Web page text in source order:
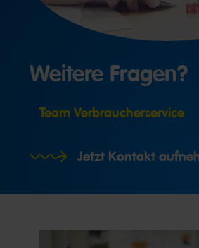
Weitere Fragen?
Team Verbraucherservice
Jetzt Kontakt